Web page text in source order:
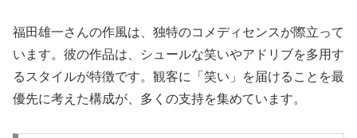
福田雄一さんの作風は、独特のコメディセンスが際立って
います。彼の作品は、シュールな笑いやアドリブを多用す
るスタイルが特徴です。観客に「笑い」を届けることを最
優先に考えた構成が、多くの支持を集めています。